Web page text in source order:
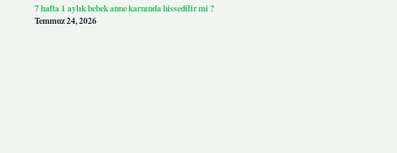
7 hafta 1 aylık bebek anne karnında hissedilir mi ?
Temmuz 24, 2026